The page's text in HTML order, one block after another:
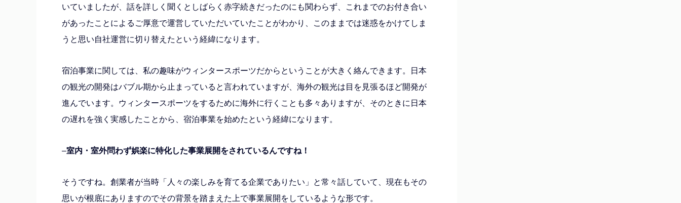
いていましたが、話を詳しく聞くとしばらく赤字続きだったのにも関わらず、これまでのお付き合い
があったことによるご厚意で運営していただいていたことがわかり、このままでは迷惑をかけてしま
うと思い自社運営に切り替えたという経緯になります。
宿泊事業に関しては、私の趣味がウィンタースポーツだからということが大きく絡んできます。日本
の観光の開発はバブル期から止まっていると言われていますが、海外の観光は目を見張るほど開発が
進んでいます。ウィンタースポーツをするために海外に行くことも多々ありますが、そのときに日本
の遅れを強く実感したことから、宿泊事業を始めたという経緯になります。
–室内・室外問わず娯楽に特化した事業展開をされているんですね！
そうですね。創業者が当時「人々の楽しみを育てる企業でありたい」と常々話していて、現在もその
思いが根底にありますのでその背景を踏まえた上で事業展開をしているような形です。